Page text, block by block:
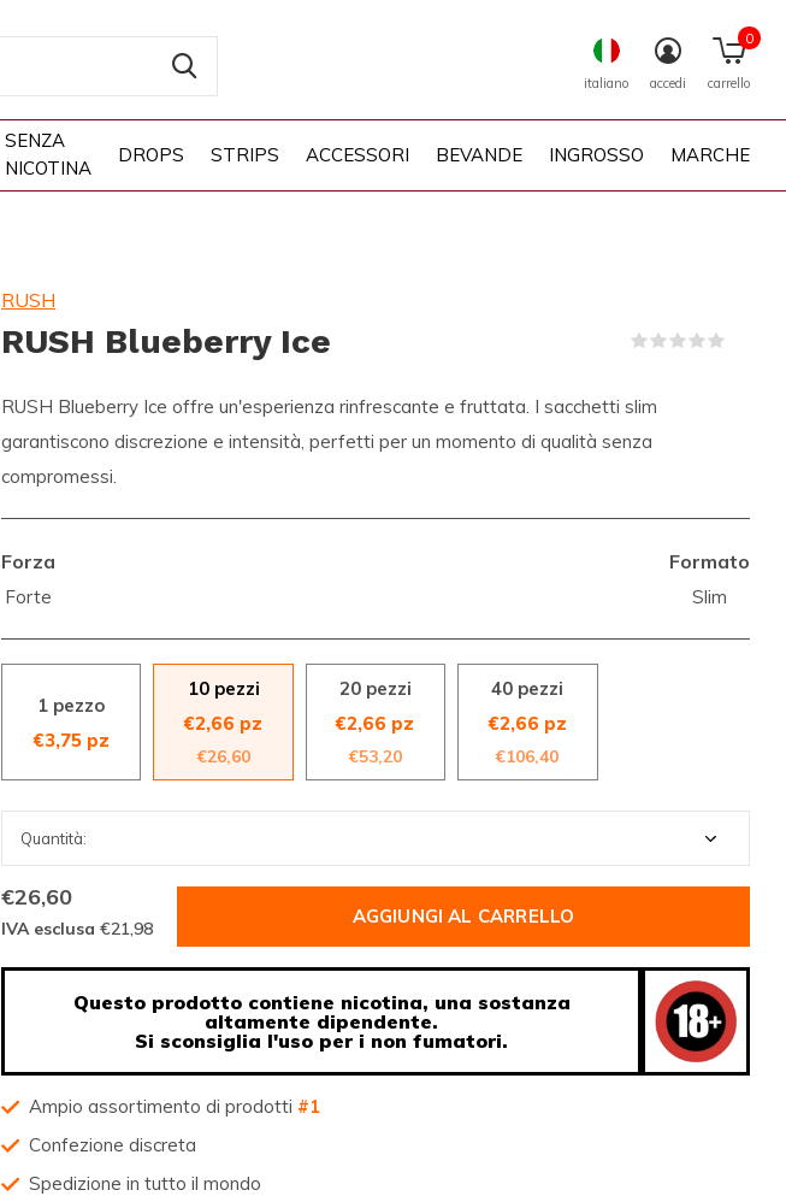
SENZA
NICOTINA
DROPS STRIPS ACCESSORI BEVANDE INGROSSO MARCHE
italiano accedi carrello
0
RUSH
RUSH Blueberry Ice
RUSH Blueberry Ice offre un'esperienza rinfrescante e fruttata. I sacchetti slim
garantiscono discrezione e intensità, perfetti per un momento di qualità senza
compromessi.
Forza
Forte
Formato
Slim
1 pezzo
€3,75 pz
10 pezzi
€2,66 pz
€26,60
20 pezzi
€2,66 pz
€53,20
40 pezzi
€2,66 pz
€106,40
€26,60
IVA esclusa €21,98
AGGIUNGI AL CARRELLO
Questo prodotto contiene nicotina, una sostanza
altamente dipendente.
Si sconsiglia l'uso per i non fumatori.
Ampio assortimento di prodotti #1
Confezione discreta
Spedizione in tutto il mondo